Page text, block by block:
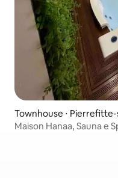
Townhouse ⋅
Maison Hanaa, Sauna e